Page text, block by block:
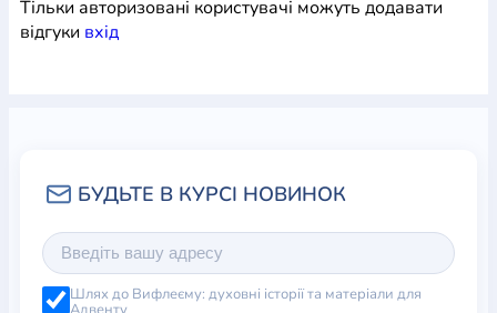
Тільки авторизовані користувачі можуть додавати
відгуки вхiд
Шлях до Вифлеєму: духовні історії та матеріали для